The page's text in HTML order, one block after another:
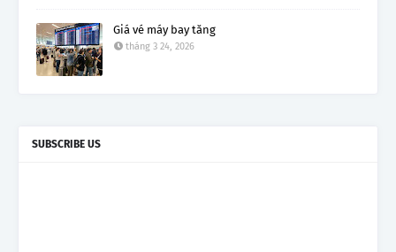
Giá vé máy bay tăng
tháng 3 24, 2026
SUBSCRIBE US